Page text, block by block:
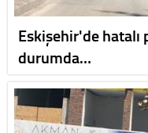
Eskişehir'de
durumda…